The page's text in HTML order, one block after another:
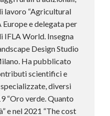
lavoro “Agricultural
Europe e delegata per
IFLA World. Insegna
Design Studio
Ha pubblicato
scientifici e
diversi
“Oro verde. Quanto
e nel 2021 “The cost